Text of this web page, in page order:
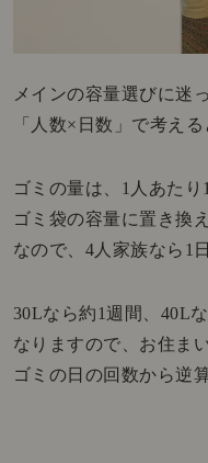
メインの容量選びに迷
「人数×日数」で考え
ゴミの量は、1人あたり
ゴミ袋の容量に置き換
なので、4人家族なら1
30Lなら約1週間、40L
なりますので、お住ま
ゴミの日の回数から逆